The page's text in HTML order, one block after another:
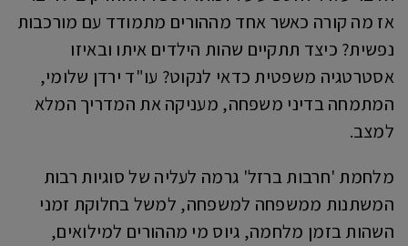
אז מה קורה כאשר אחד מההורים מתמודד עם מורכבות
נפשית? כיצד תתקיים שהות הילדים איתו ובאיזו
אסטרטגיה משפטית כדאי לנקוט? עו"ד ירדן שלומי,
המתמחה בדיני משפחה, מעניקה את המדריך המלא
למצב.
מלחמת 'חרבות ברזל' גרמה לעליה של סוגיות רבות
המשתנות ממשפחה למשפחה, למשל בחלוקת זמני
השהות בזמן מלחמה, גיוס מי מההורים למילואים,